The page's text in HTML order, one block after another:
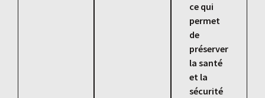
ce qui
permet
de
préserver
la santé
et la
sécurité